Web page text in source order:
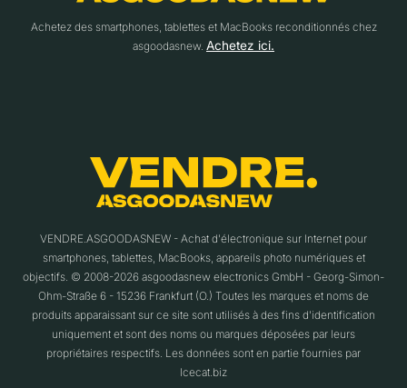
Achetez des smartphones, tablettes et MacBooks reconditionnés chez
asgoodasnew. Achetez ici.
VENDRE.ASGOODASNEW - Achat d'électronique sur Internet pour
smartphones, tablettes, MacBooks, appareils photo numériques et
objectifs. © 2008-2026 asgoodasnew electronics GmbH - Georg-Simon-
Ohm-Straße 6 - 15236 Frankfurt (O.) Toutes les marques et noms de
produits apparaissant sur ce site sont utilisés à des fins d'identification
uniquement et sont des noms ou marques déposées par leurs
propriétaires respectifs. Les données sont en partie fournies par
Icecat.biz